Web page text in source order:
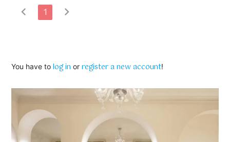
chevron_left 1 chevron_right
You have tolog in orregister a new account!